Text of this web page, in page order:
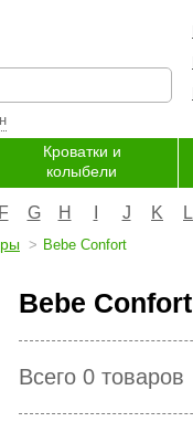
Кроватки и
колыбели
F G H J K L
Bebe Confort
Bebe Confort
Всего 0 товаров